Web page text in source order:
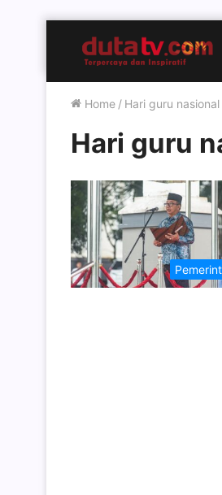
Home / Hari guru
Hari guru